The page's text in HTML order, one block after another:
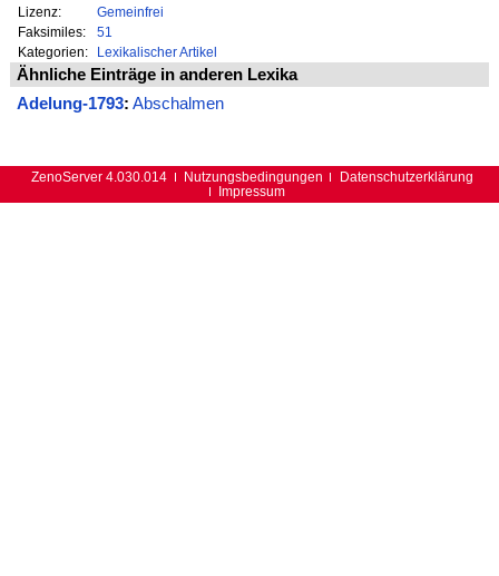
Lizenz:
Gemeinfrei
Faksimiles:
51
Kategorien:
Lexikalischer Artikel
Ähnliche Einträge in anderen Lexika
Adelung-1793: Abschalmen
ZenoServer 4.030.014 Nutzungsbedingungen
Datenschutzerklärung
Impressum